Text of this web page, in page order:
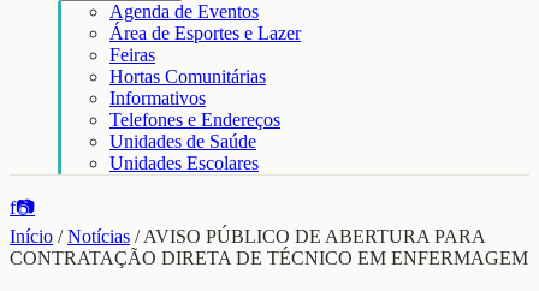
Agenda de Eventos
Área de Esportes e Lazer
Feiras
Hortas Comunitárias
Informativos
Telefones e Endereços
Unidades de Saúde
Unidades Escolares
f📷
Início /Notícias /AVISO PÚBLICO DE ABERTURA PARA
CONTRATAÇÃO DIRETA DE TÉCNICO EM ENFERMAGEM